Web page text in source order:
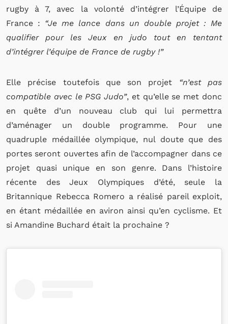
rugby à 7, avec la volonté d’intégrer l’Équipe de
France : “Je me lance dans un double projet : Me
qualifier pour les Jeux en judo tout en tentant
d’intégrer l’équipe de France de rugby !”
Elle précise toutefois que son projet “n’est pas
compatible avec le PSG Judo”, et qu’elle se met donc
en quête d’un nouveau club qui lui permettra
d’aménager un double programme. Pour une
quadruple médaillée olympique, nul doute que des
portes seront ouvertes afin de l’accompagner dans ce
projet quasi unique en son genre. Dans l’histoire
récente des Jeux Olympiques d’été, seule la
Britannique Rebecca Romero a réalisé pareil exploit,
en étant médaillée en aviron ainsi qu’en cyclisme. Et
si Amandine Buchard était la prochaine ?